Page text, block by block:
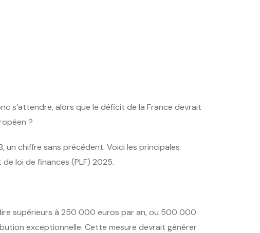
s’attendre, alors que le déficit de la France devrait
?
un chiffre sans précédent. Voici les principales
loi de finances (PLF) 2025.
supérieurs à 250 000 euros par an, ou 500 000
exceptionnelle. Cette mesure devrait générer